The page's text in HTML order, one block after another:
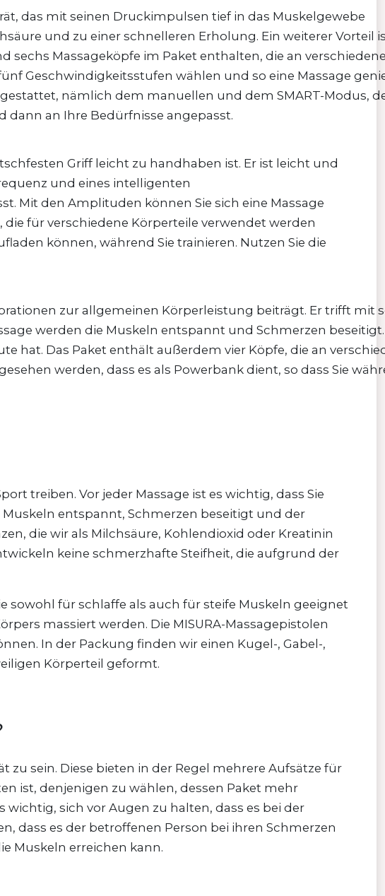
das mit seinen Druckimpulsen tief in das Muskelgewebe
und zu einer schnelleren Erholung. Ein weiterer Vorteil
sechs Massageköpfe im Paket enthalten, die an
Geschwindigkeitsstufen wählen und so eine Massage
nämlich dem manuellen und dem SMART-Modus,
dann an Ihre Bedürfnisse angepasst.
Griff leicht zu handhaben ist. Er ist leicht und
und eines intelligenten
Mit den Amplituden können Sie sich eine Massage
für verschiedene Körperteile verwendet werden
können, während Sie trainieren. Nutzen Sie die
zur allgemeinen Körperleistung beiträgt. Er trifft mit
werden die Muskeln entspannt und Schmerzen beseitigt.
hat. Das Paket enthält außerdem vier Köpfe, die an
werden, dass es als Powerbank dient, so dass Sie
treiben. Vor jeder Massage ist es wichtig, dass Sie
entspannt, Schmerzen beseitigt und der
die wir als Milchsäure, Kohlendioxid oder Kreatinin
keine schmerzhafte Steifheit, die aufgrund der
sowohl für schlaffe als auch für steife Muskeln geeignet
massiert werden. Die MISURA-Massagepistolen
In der Packung finden wir einen Kugel-, Gabel-,
Körperteil geformt.
sein. Diese bieten in der Regel mehrere Aufsätze für
ist, denjenigen zu wählen, dessen Paket mehr
sich vor Augen zu halten, dass es bei der
dass es der betroffenen Person bei ihren Schmerzen
Muskeln erreichen kann.